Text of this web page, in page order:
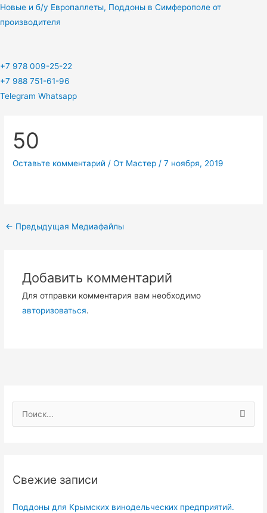
Перейти
к
Новые и б/у Европаллеты, Поддоны в Симферополе от
производителя
+7 978 009-25-22
+7 988 751-61-96
Telegram Whatsapp
50
Оставьте комментарий / От Мастер/7 ноября, 2019
← Предыдущая Медиафайлы
Добавить комментарий
Для отправки комментария вам необходимо
авторизоваться.
к
Свежие записи
Поддоны для Крымских винодельческих предприятий.